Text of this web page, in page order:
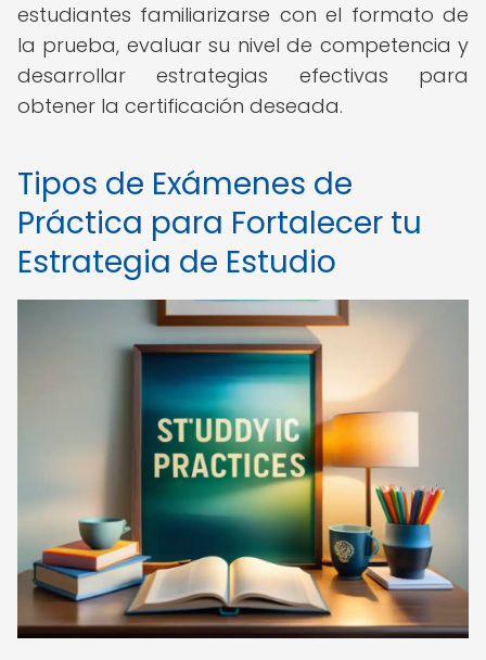
estudiantes familiarizarse con el formato de
la prueba, evaluar su nivel de competencia y
desarrollar estrategias efectivas para
obtener la certificación deseada.
Tipos de Exámenes de
Práctica para Fortalecer tu
Estrategia de Estudio